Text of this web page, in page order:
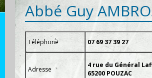
Abbé Guy
Téléphone 07 69 37 39 27
Adresse
4 rue du Général
65200 POUZAC